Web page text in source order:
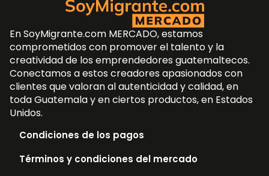
En SoyMigrante.com MERCADO, estamos
comprometidos con promover el talento y la
creatividad de los emprendedores guatemaltecos.
Conectamos a estos creadores apasionados con
clientes que valoran al autenticidad y calidad, en
toda Guatemala y en ciertos productos, en Estados
Unidos.
Condiciones de los pagos
Términos y condiciones del mercado